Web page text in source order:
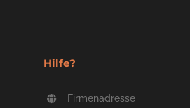
Hilfe?
Firmenadresse